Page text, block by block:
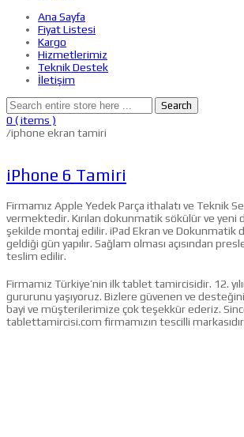
Ana Sayfa
Fiyat Listesi
Kargo
Hizmetlerimiz
Teknik Destek
İletişim
Search
0 ( items )
/iphone ekran tamiri
iPhone 6 Tamiri
Firmamız Apple Yedek Parça ithalatı ve Teknik
vermektedir. Kırılan dokunmatik sökülür ve
şekilde montaj edilir. iPad Ekran ve Dokunmatik
geldiği gün yapılır. Sağlam olması açısından
teslim edilir.
Firmamız Türkiye’nin ilk tablet tamircisidir. 12.
gururunu yaşıyoruz. Bizlere güvenen ve
bayi ve müşterilerimize çok teşekkür ederiz.
tablettamircisi.com firmamızın tescilli markasıdır